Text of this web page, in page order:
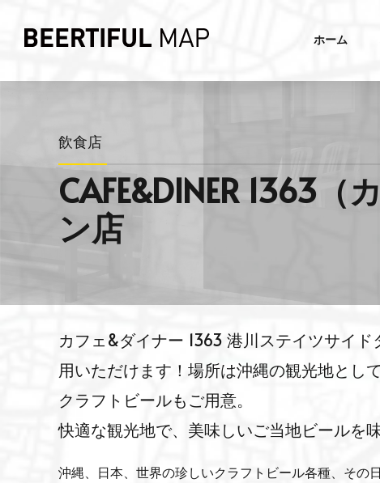
ホーム
飲食店
CAFE&DINER 1363
ン店
カフェ&ダイナー 1363 港川ステイツサイ
用いただけます！場所は沖縄の観光地とし
クラフトビールもご用意。
快適な観光地で、美味しいご当地ビールを
沖縄、日本、世界の珍しいクラフトビール各種、その